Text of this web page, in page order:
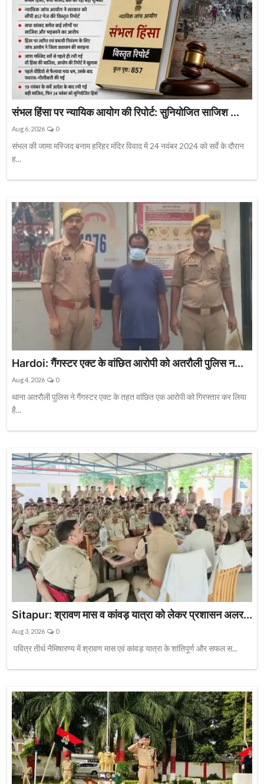
संभल हिंसा पर न्यायिक आयोग की रिपोर्ट: सुनियोजित साजिश ...
Aug 6, 2026 0
संभल की जामा मस्जिद बनाम हरिहर मंदिर विवाद में 24 नवंबर 2024 को सर्वे के दौरान
ह...
Hardoi: गैंगस्टर एक्ट के वांछित आरोपी को अतरौली पुलिस न...
Aug 4, 2026 0
थाना अतरौली पुलिस ने गैंगस्टर एक्ट के तहत वांछित एक आरोपी को गिरफ्तार कर लिया
है...
Sitapur: श्रावण मास व कांवड़ यात्रा को लेकर प्रशासन अलर...
Aug 3, 2026 0
पवित्र तीर्थ नैमिषारण्य में श्रावण मास एवं कांवड़ यात्रा के शांतिपूर्ण और सफल स...